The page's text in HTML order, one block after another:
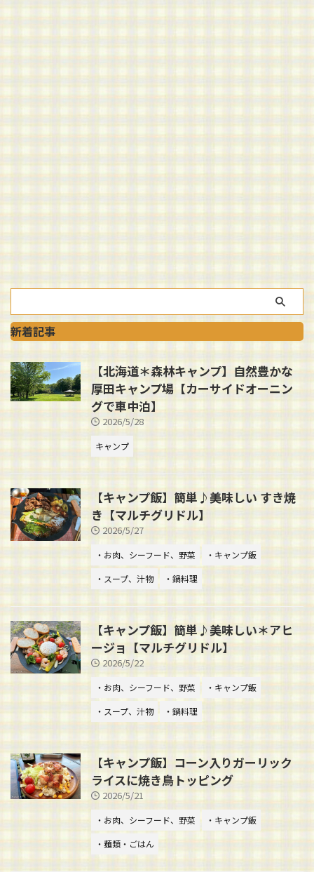
新着記事
【北海道＊森林キャンプ】自然豊かな
厚田キャンプ場【カーサイドオーニン
グで車中泊】
2026/5/28
キャンプ
【キャンプ飯】簡単♪美味しい すき焼
き【マルチグリドル】
2026/5/27
・お肉、シーフード、野菜
・キャンプ飯
・スープ、汁物
・鍋料理
【キャンプ飯】簡単♪美味しい＊アヒ
ージョ【マルチグリドル】
2026/5/22
・お肉、シーフード、野菜
・キャンプ飯
・スープ、汁物
・鍋料理
【キャンプ飯】コーン入りガーリック
ライスに焼き鳥トッピング
2026/5/21
・お肉、シーフード、野菜
・キャンプ飯
・麺類・ごはん